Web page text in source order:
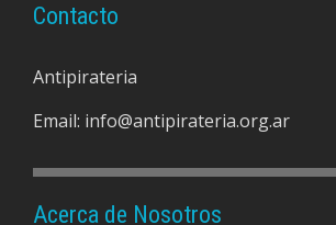
Contacto
Antipirateria
Email: info@antipirateria.org.ar
Acerca de Nosotros